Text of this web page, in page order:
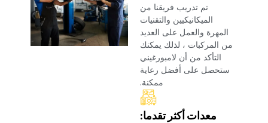
‏تم تدريب فريقنا من
الميكانيكيين والتقنيات
المهرة والعمل على العديد
من المركبات ، لذلك يمكنك
التأكد من أن لامبورغيني
ستحصل على أفضل رعاية
ممكنة.‏
‏معدات أكثر تقدما:‏